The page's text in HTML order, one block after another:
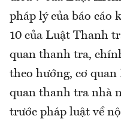
pháp lý của báo cáo
10 của Luật Thanh
quan thanh tra,
theo hướng, cơ
quan thanh tra nhà
trước pháp luật về